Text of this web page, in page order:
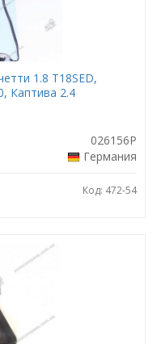
1.8 T18SED,
Каптива 2.4
026156P
Германия
Код: 472-54